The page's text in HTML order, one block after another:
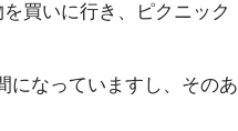
買いに行き、ピクニック
になっていますし、そのあ